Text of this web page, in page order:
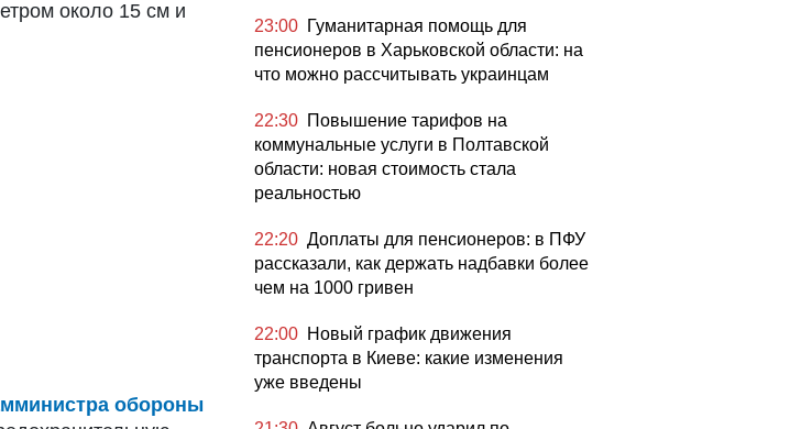
около 15 см и
обороны
23:00 Гуманитарная помощь для
пенсионеров в Харьковской области: на
что можно рассчитывать украинцам
22:30 Повышение тарифов на
коммунальные услуги в Полтавской
области: новая стоимость стала
реальностью
22:20 Доплаты для пенсионеров: в ПФУ
рассказали, как держать надбавки более
чем на 1000 гривен
22:00 Новый график движения
транспорта в Киеве: какие изменения
уже введены